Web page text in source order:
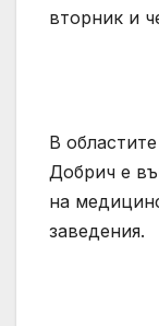
вторник и
В
Добрич е
на
заведения.